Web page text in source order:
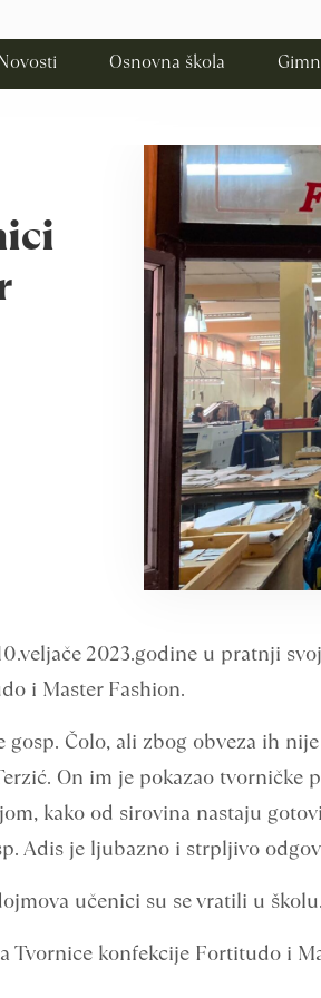
Osnovna škola
2023.godine u pratnji
i Master Fashion.
Čolo, ali zbog obveza ih
On im je pokazao tvorničke
kako od sirovina nastaju
Adis je ljubazno i strpljivo
učenici su se vratili u školu.
Tvornice konfekcije Fortitudo i